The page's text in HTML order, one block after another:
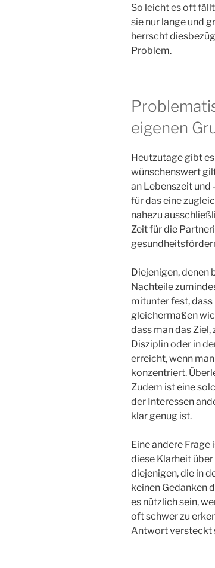
So leicht es oft
sie nur lange und
herrscht
Problem.
eigenen
Heutzutage gibt
wünschenswert
an Lebenszeit und
für das eine
nahezu
Zeit für die
Diejenigen, denen
Nachteile
mitunter fest,
gleichermaßen
dass man das Ziel,
Disziplin oder in
erreicht, wenn
konzentriert.
Zudem ist eine
der Interessen
klar genug ist.
Eine andere
diese Klarheit
diejenigen, die in
keinen Gedanken
es nützlich sein,
oft schwer zu
Antwort versteckt